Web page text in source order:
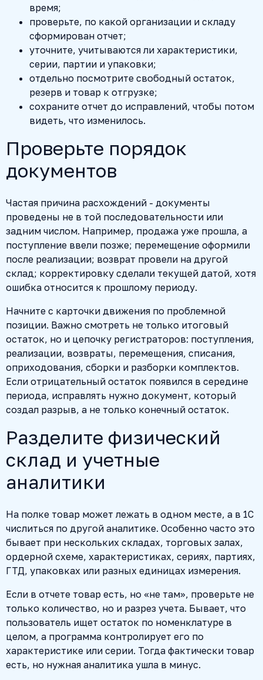
время;
проверьте, по какой организации и складу
сформирован отчет;
уточните, учитываются ли характеристики,
серии, партии и упаковки;
отдельно посмотрите свободный остаток,
резерв и товар к отгрузке;
сохраните отчет до исправлений, чтобы потом
видеть, что изменилось.
Проверьте порядок
документов
Частая причина расхождений - документы
проведены не в той последовательности или
задним числом. Например, продажа уже прошла, а
поступление ввели позже; перемещение оформили
после реализации; возврат провели на другой
склад; корректировку сделали текущей датой, хотя
ошибка относится к прошлому периоду.
Начните с карточки движения по проблемной
позиции. Важно смотреть не только итоговый
остаток, но и цепочку регистраторов: поступления,
реализации, возвраты, перемещения, списания,
оприходования, сборки и разборки комплектов.
Если отрицательный остаток появился в середине
периода, исправлять нужно документ, который
создал разрыв, а не только конечный остаток.
Разделите физический
склад и учетные
аналитики
На полке товар может лежать в одном месте, а в 1С
числиться по другой аналитике. Особенно часто это
бывает при нескольких складах, торговых залах,
ордерной схеме, характеристиках, сериях, партиях,
ГТД, упаковках или разных единицах измерения.
Если в отчете товар есть, но «не там», проверьте не
только количество, но и разрез учета. Бывает, что
пользователь ищет остаток по номенклатуре в
целом, а программа контролирует его по
характеристике или серии. Тогда фактически товар
есть, но нужная аналитика ушла в минус.